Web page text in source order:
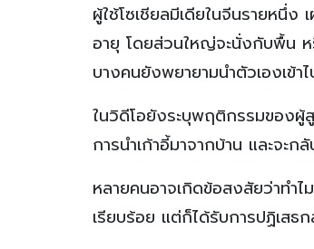
ผู้ใช้โซเชียลมีเดียในจีนรายหนึ่
อายุ โดยส่วนใหญ่จะนั่งกับพื้น
บางคนยังพยายามนำตัวเองเข้
ในวิดีโอยังระบุพฤติกรรมของผู้สู
การนำเก้าอี้มาจากบ้าน และจะ
หลายคนอาจเกิดข้อสงสัยว่าทำ
เรียบร้อย แต่ก็ได้รับการปฏิเสธ